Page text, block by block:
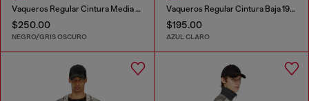
Vaqueros Regular Cintura Media 2023 D-Finitive
$250.00
NEGRO/GRIS OSCURO
Vaqueros Regular Cintura Baja 1985 Larkee
$195.00
AZUL CLARO